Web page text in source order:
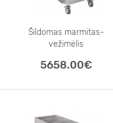
Šildomas marmitas-
vežimėlis
5658.00€